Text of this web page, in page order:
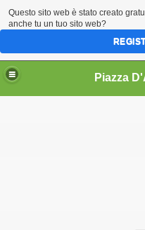
Questo sito web è stato creato
anche tu un tuo sito web?